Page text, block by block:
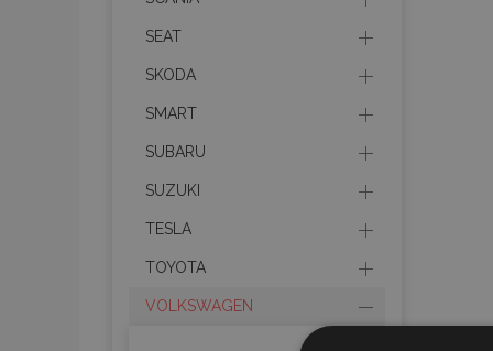
SEAT
SKODA
SMART
SUBARU
SUZUKI
TESLA
TOYOTA
VOLKSWAGEN